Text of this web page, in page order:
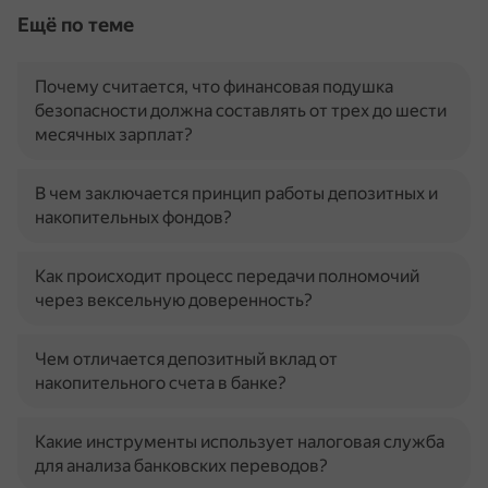
Ещё по теме
Почему считается, что финансовая подушка
безопасности должна составлять от трех до шести
месячных зарплат?
В чем заключается принцип работы депозитных и
накопительных фондов?
Как происходит процесс передачи полномочий
через вексельную доверенность?
Чем отличается депозитный вклад от
накопительного счета в банке?
Какие инструменты использует налоговая служба
для анализа банковских переводов?